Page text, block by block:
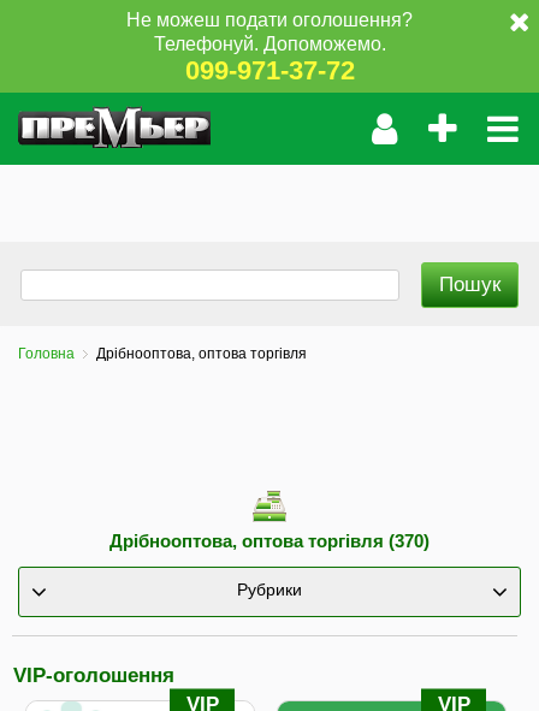
Не можеш подати оголошення?
Телефонуй. Допоможемо.
099-971-37-72
Головна Дрібнооптова, оптова торгівля
Дрібнооптова, оптова торгівля (370)
Рубрики
VIP-оголошення
VIP
VIP